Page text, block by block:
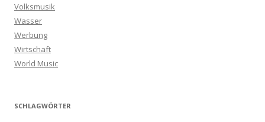
Volksmusik
Wasser
Werbung
Wirtschaft
World Music
SCHLAGWÖRTER